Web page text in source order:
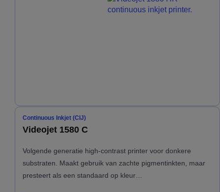
Continuous Inkjet (CIJ)
Videojet 1580 C
Volgende generatie high-contrast printer voor donkere
substraten. Maakt gebruik van zachte pigmentinkten, maar
presteert als een standaard op kleur…